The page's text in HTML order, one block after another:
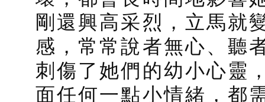
剛還興高采烈，立馬就
感，常常說者無心、聽
刺傷了她們的幼小心靈
面任何一點小情緒，都